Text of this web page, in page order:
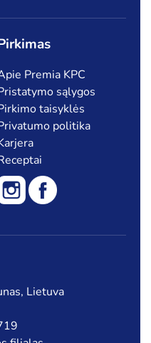
Premia KPC
sąlygos
taisyklės
politika
Lietuva